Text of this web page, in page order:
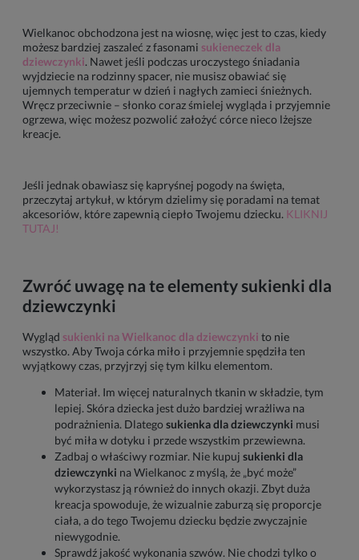
Wielkanoc obchodzona jest na wiosnę, więc jest to czas, kiedy
możesz bardziej zaszaleć z fasonami sukieneczek dla
dziewczynki. Nawet jeśli podczas uroczystego śniadania
wyjdziecie na rodzinny spacer, nie musisz obawiać się
ujemnych temperatur w dzień i nagłych zamieci śnieżnych.
Wręcz przeciwnie – słonko coraz śmielej wygląda i przyjemnie
ogrzewa, więc możesz pozwolić założyć córce nieco lżejsze
kreacje.
Jeśli jednak obawiasz się kapryśnej pogody na święta,
przeczytaj artykuł, w którym dzielimy się poradami na temat
akcesoriów, które zapewnią ciepło Twojemu dziecku. KLIKNIJ
TUTAJ!
Zwróć uwagę na te elementy sukienki dla
dziewczynki
Wygląd sukienki na Wielkanoc dla dziewczynki to nie
wszystko. Aby Twoja córka miło i przyjemnie spędziła ten
wyjątkowy czas, przyjrzyj się tym kilku elementom.
Materiał. Im więcej naturalnych tkanin w składzie, tym
lepiej. Skóra dziecka jest dużo bardziej wrażliwa na
podrażnienia. Dlategosukienka dla dziewczynki musi
być miła w dotyku i przede wszystkim przewiewna.
Zadbaj o właściwy rozmiar. Nie kupuj sukienki dla
dziewczynki na Wielkanoc z myślą, że „być może”
wykorzystasz ją również do innych okazji. Zbyt duża
kreacja spowoduje, że wizualnie zaburzą się proporcje
ciała, a do tego Twojemu dziecku będzie zwyczajnie
niewygodnie.
Sprawdź jakość wykonania szwów. Nie chodzi tylko o